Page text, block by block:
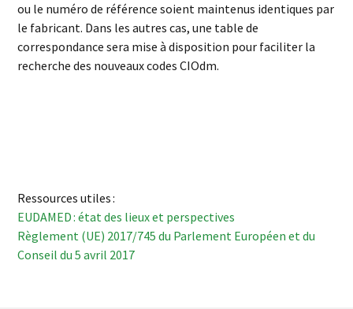
ou le numéro de référence soient maintenus identiques par
le fabricant. Dans les autres cas, une table de
correspondance sera mise à disposition pour faciliter la
recherche des nouveaux codes CIOdm.
Ressources utiles :
EUDAMED : état des lieux et perspectives
Règlement (UE) 2017/745 du Parlement Européen et du
Conseil du 5 avril 2017